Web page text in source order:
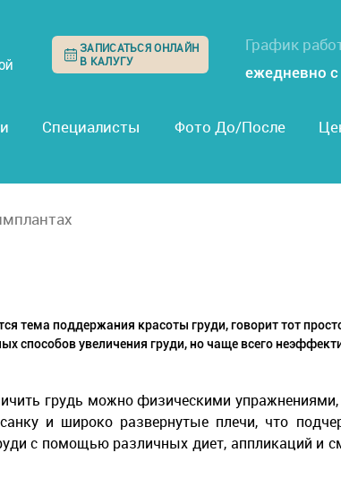
ЗАПИСАТЬСЯ ОНЛАЙН
В КАЛУГУ
График
ежедневно
Специалисты Фото До/После
тема поддержания красоты груди, говорит тот
способов увеличения груди, но чаще всего
грудь можно физическими
и широко развернутые плечи, что
с помощью различных диет, аппликаций